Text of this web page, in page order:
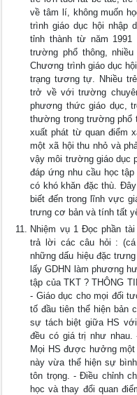
về tâm lí, không muốn
trình giáo dục hội nhập
tỉnh thành từ năm
trường phổ thông,
Chương trình giáo dục
trạng tương tự. Nhiều
trở về với trường
phương thức giáo dục,
thường trong trường phổ
xuất phát từ quan điểm
một xã hội thu nhỏ và
vậy môi trường giáo dục
đáp ứng nhu cầu học
có khó khăn đặc thù.
biết đến trong lĩnh vực
trưng cơ bản và tính tất
Nhiệm vụ 1 Đọc phần
trả lời các câu hỏi :
những dấu hiệu đặc
lấy GDHN làm phương
tập của TKT ? THÔNG
- Giáo dục cho mọi đối
tố đầu tiên thể hiện bản
sự tách biệt giữa HS
đều có giá trị như
Mọi HS được hưởng
này vừa thể hiện sự
tôn trọng. - Điều chỉnh
học và thay đổi quan